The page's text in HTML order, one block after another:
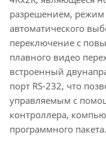
разрешением, режим
автоматического
переключение с
плавного видео
встроенный
порт RS-232, что
управляемым с
контроллера,
программного пакета.